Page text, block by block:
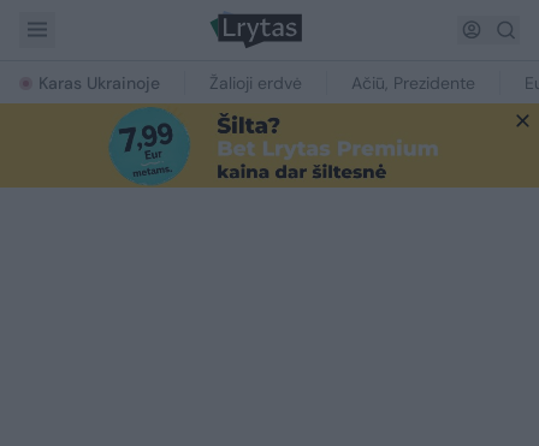
Karas Ukrainoje Žalioji erdvė Ačiū, Prezidente